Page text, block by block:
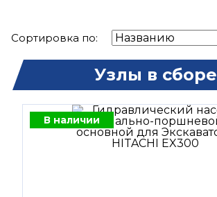
Сортировка по:
Узлы в сборе
В наличии